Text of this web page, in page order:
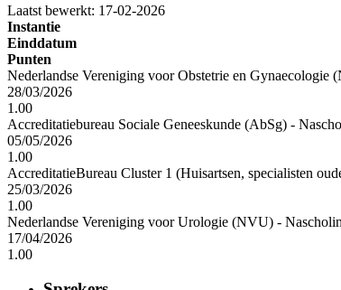
Laatst bewerkt: 17-02-2026
Instantie
Einddatum
Punten
Nederlandse Vereniging voor Obstetrie en
28/03/2026
1.00
Accreditatiebureau Sociale Geneeskunde (AbSg) -
05/05/2026
1.00
AccreditatieBureau Cluster 1 (Huisartsen, specialisten
25/03/2026
1.00
Nederlandse Vereniging voor Urologie (NVU) -
17/04/2026
1.00